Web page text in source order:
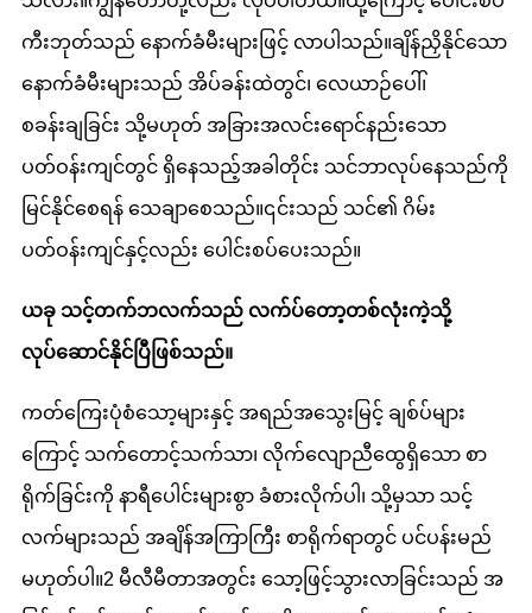
ကီးဘုတ်သည် နောက်ခံမီးများဖြင့် လာပါသည်။ချိန်ညှိနိုင်သော
နောက်ခံမီးများသည် အိပ်ခန်းထဲတွင်၊ လေယာဉ်ပေါ်၊
စခန်းချခြင်း သို့မဟုတ် အခြားအလင်းရောင်နည်းသော
ပတ်ဝန်းကျင်တွင် ရှိနေသည့်အခါတိုင်း သင်ဘာလုပ်နေသည်ကို
မြင်နိုင်စေရန် သေချာစေသည်။၎င်းသည် သင်၏ ဂိမ်း
ပတ်ဝန်းကျင်နှင့်လည်း ပေါင်းစပ်ပေးသည်။
ယခု သင့်တက်ဘလက်သည် လက်ပ်တော့တစ်လုံးကဲ့သို့
လုပ်ဆောင်နိုင်ပြီဖြစ်သည်။
ကတ်ကြေးပုံစံသော့များနှင့် အရည်အသွေးမြင့် ချစ်ပ်များ
ကြောင့် သက်တောင့်သက်သာ၊ လိုက်လျောညီထွေရှိသော စာ
ရိုက်ခြင်းကို နာရီပေါင်းများစွာ ခံစားလိုက်ပါ၊ သို့မှသာ သင့်
လက်များသည် အချိန်အကြာကြီး စာရိုက်ရာတွင် ပင်ပန်းမည်
မဟုတ်ပါ။2 မီလီမီတာအတွင်း သော့ဖြင့်သွားလာခြင်းသည် အ